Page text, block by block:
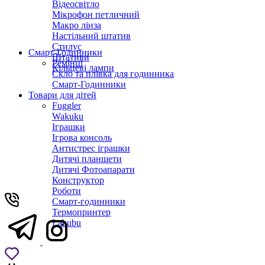
Відеосвітло
Мікрофон петличний
Макро лінза
Настільний штатив
Стилус
Штативи
Кільцеві лампи
Смарт-Годинники
Ремінці
Скло та плівка для годинника
Смарт-Годинники
Товари для дітей
Fuggler
Wakuku
Іграшки
Ігрова консоль
Антистрес іграшки
Дитячi планшети
Дитячі Фотоапарати
Конструктор
Роботи
Смарт-годинники
Термопринтер
Labubu